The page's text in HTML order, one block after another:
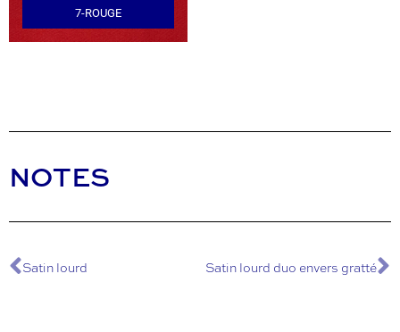
7-ROUGE
NOTES
Satin lourd Satin lourd duo envers gratté